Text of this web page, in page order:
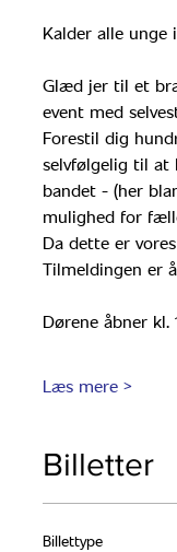
Kalder alle unge
Glæd jer til et
event med
Forestil dig
selvfølgelig til at
bandet - (her
mulighed for
Da dette er
Tilmeldingen er
Dørene åbner
Læs mere >
Billetter
Billettype